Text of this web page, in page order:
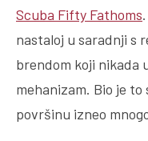
Scuba Fifty Fathoms
nastaloj u saradnji s
brendom koji nikada
mehanizam. Bio je to
površinu izneo